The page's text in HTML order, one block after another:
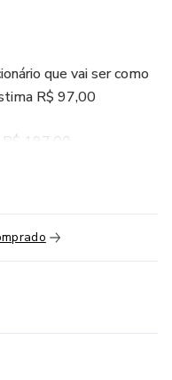
que vai ser como
R$ 97,00
R$ 197,00